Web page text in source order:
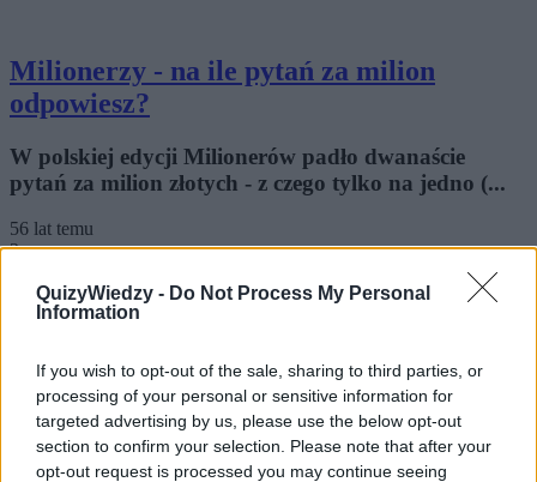
QuizyWiedzy - Do Not Process My Personal
Information
If you wish to opt-out of the sale, sharing to third parties, or
processing of your personal or sensitive information for
targeted advertising by us, please use the below opt-out
section to confirm your selection. Please note that after your
opt-out request is processed you may continue seeing
Milionerzy - na ile pytań za milion
odpowiesz?
W polskiej edycji Milionerów padło dwanaście
pytań za milion złotych - z czego tylko na jedno (...
56 lat temu
2
5.1k 106
Myślisz, że matura z Wiedzy o Społeczeństwie to
pestka? Przekonajmy się, jak sobie poradzisz!
56 lat temu